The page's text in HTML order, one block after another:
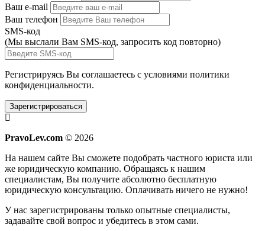
Ваш e-mail
Ваш телефон
SMS-код
(Мы выслали Вам SMS-код, запросить код повторно)
Регистрируясь Вы соглашаетесь с условиями политики
конфиденциальности.
Зарегистрироваться
PravoLev.com © 2026
На нашем сайте Вы сможете подобрать частного юриста или
же юридическую компанию. Обращаясь к нашим
специалистам, Вы получите абсолютно бесплатную
юридическую консультацию. Оплачивать ничего не нужно!
У нас зарегистрированы только опытные специалисты,
задавайте свой вопрос и убедитесь в этом сами.